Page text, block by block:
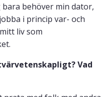
behöver min dator,
i princip var- och
liv som
Vad